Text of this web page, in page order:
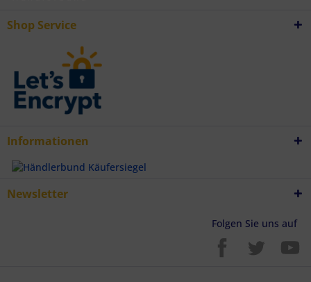
Shop Service
Informationen
Newsletter
Folgen Sie uns auf